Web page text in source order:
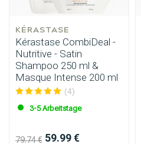
KÉRASTASE
Kérastase CombiDeal -
Nutritive - Satin
Shampoo 250 ml &
Masque Intense 200 ml
(4)
3-5 Arbeitstage
79.74 € 59.99 €